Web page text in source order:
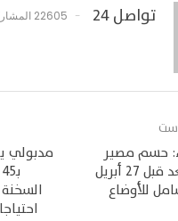
تواصل 24 22605 المشاركات
حسم مصير
العمل عن بعد قبل 27 أبريل
للأوضاع
مدبولي